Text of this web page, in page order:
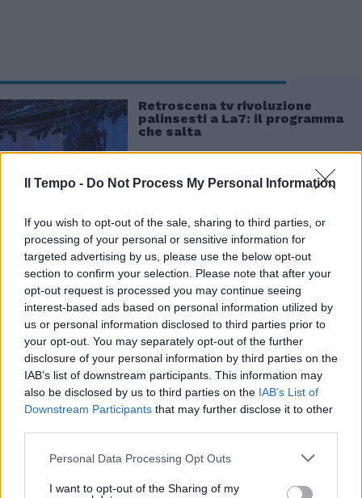
Il Tempo - Do Not Process My Personal Information
If you wish to opt-out of the sale, sharing to third parties, or
processing of your personal or sensitive information for
targeted advertising by us, please use the below opt-out
section to confirm your selection. Please note that after your
opt-out request is processed you may continue seeing
interest-based ads based on personal information utilized by
us or personal information disclosed to third parties prior to
your opt-out. You may separately opt-out of the further
disclosure of your personal information by third parties on the
IAB’s list of downstream participants. This information may
also be disclosed by us to third parties on the IAB’s List of
Downstream Participants that may further disclose it to other
Personal Data Processing Opt Outs
I want to opt-out of the Sharing of my
Retroscena tv rivoluzione
palinsesti a La7: il programma
che salta
Per questo motivo, le voci di addio si fanno
sempre più insistenti e Bianca, come
riferisce La Stampa, si sta guardando intorno.
Alla porta hanno bussato LA7 e Mediaset
pronte a strappare la giornalista alla
concorrenza. Il 7 Luglio, data della
presentazione dei palinsesti, si avvicina e
stando alle ultime indiscrezioni, in Rai non si
strapperebbero i capelli in caso di addio della
storica conduttrice. Per questo motivo le altre
emittenti, come successo per Fabio Fazio e
ingaggiare Bianca Berlinguer in vista della